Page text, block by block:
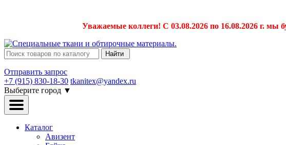
Уважаемые коллеги! С 03.08.2026 по 16.08.2026 г. мы
Найти
Отправить запрос
+7 (915) 830-18-30 tkanitex@yandex.ru
Выберите город ▼
Каталог
Авизент